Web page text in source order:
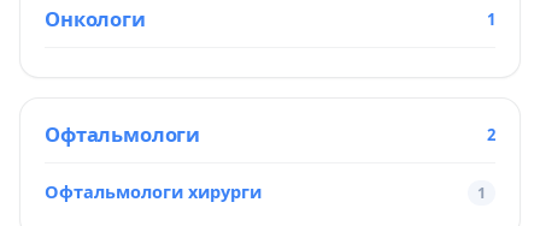
Онкологи 1
Офтальмологи 2
Офтальмологи хирурги 1